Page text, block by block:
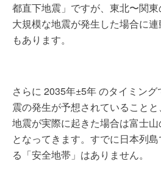
都直下地震」ですが、東北〜関
大規模な地震が発生した場合に
もあります。
さらに 2035年±5年 のタイミン
震の発生が予想されていること
地震が実際に起きた場合は富士
となってきます。すでに日本列
る「安全地帯」はありません。